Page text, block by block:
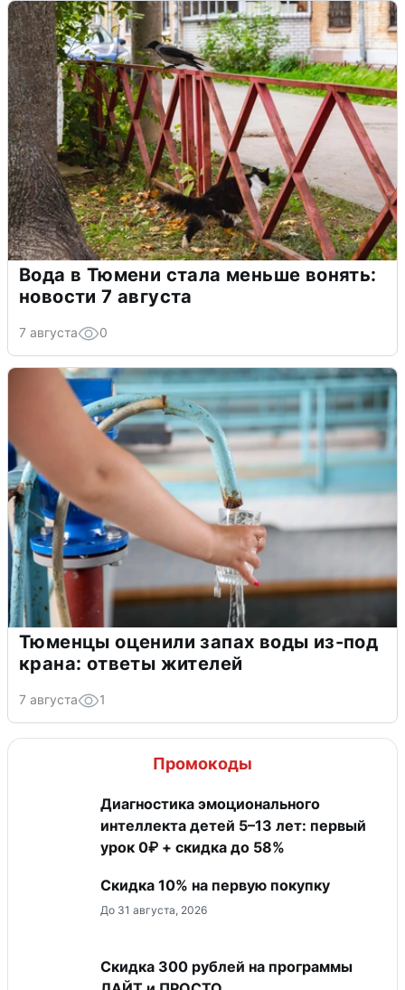
Вода в Тюмени стала меньше вонять:
новости 7 августа
7 августа 0
Тюменцы оценили запах воды из-под
крана: ответы жителей
7 августа 1
Промокоды
Диагностика эмоционального
интеллекта детей 5–13 лет: первый
урок 0₽ + скидка до 58%
Скидка​ 10% на первую покупку
До 31 августа, 2026
​Скидка 300 рублей на программы